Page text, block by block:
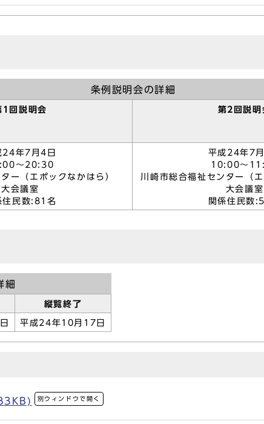
条例説明会の詳細
1回説明会 第2回説明
24年7月4日
～20:30
ター（エポックなかはら）
大会議室
住民数:81名
平成24年7
10:00～
川崎市総合福祉センター（
大会議室
関係住民数
細
縦覧終了
平成24年10月17日
別ウィンドウで開く